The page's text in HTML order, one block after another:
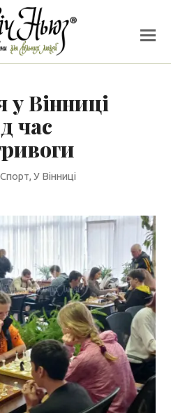
у Вінниці
час
Спорт,У Вінниці